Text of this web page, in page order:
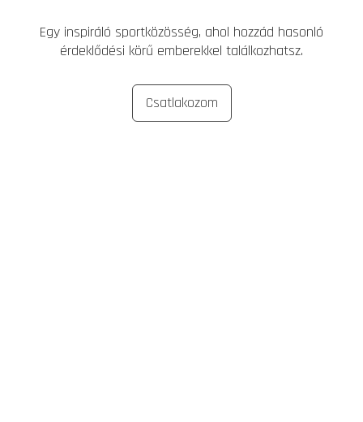
Egy inspiráló sportközösség, ahol hozzád hasonló
érdeklődési körű emberekkel találkozhatsz.
Csatlakozom